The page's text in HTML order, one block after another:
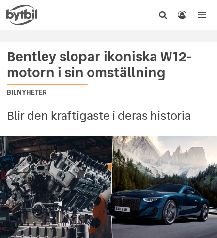
Bentley slopar ikoniska W12-
motorn i sin omställning
BILNYHETER
Blir den kraftigaste i deras historia